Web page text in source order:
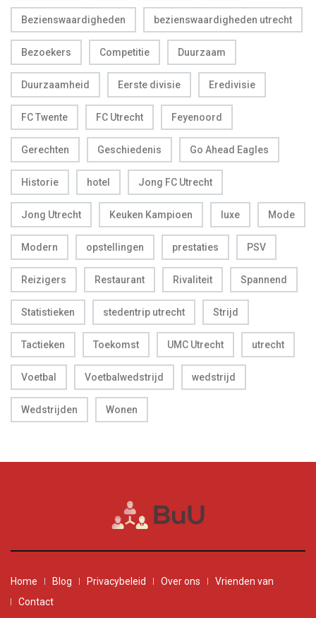
Bezienswaardigheden bezienswaardigheden utrecht
Bezoekers Competitie Duurzaam
Duurzaamheid Eerste divisie Eredivisie
FC Twente FC Utrecht Feyenoord
Gerechten Geschiedenis Go Ahead Eagles
Historie hotel Jong FC Utrecht
Jong Utrecht Keuken Kampioen luxe Mode
Modern opstellingen prestaties PSV
Reizigers Restaurant Rivaliteit Spannend
Statistieken stedentrip utrecht Strijd
Tactieken Toekomst UMC Utrecht utrecht
Voetbal Voetbalwedstrijd wedstrijd
Wedstrijden Wonen
Home Blog Privacybeleid Over ons
Vrienden van
Contact